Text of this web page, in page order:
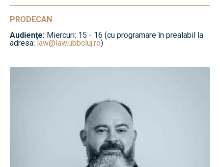
PRODECAN
Audienţe: Miercuri: 15 - 16 (cu programare în prealabil la
adresa: law@law.ubbcluj.ro)